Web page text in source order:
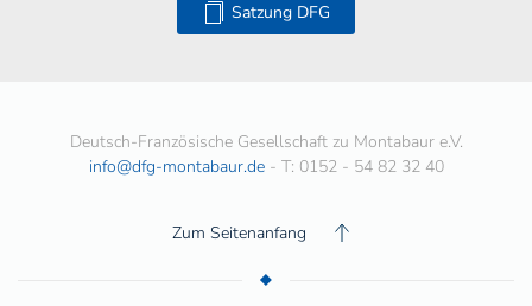
Satzung DFG
Deutsch-Französische Gesellschaft zu Montabaur e.V.
info@dfg-montabaur.de- T: 0152 - 54 82 32 40
Zum Seitenanfang